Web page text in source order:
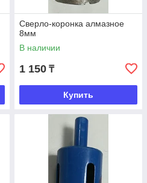
Сверло-коронка алмазное
8мм
В наличии
1 150 ₸
Купить